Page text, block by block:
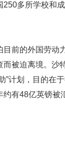
多所学校和
目前的外国劳动
而被迫离境。沙
”计划，目的在
有48亿英镑被